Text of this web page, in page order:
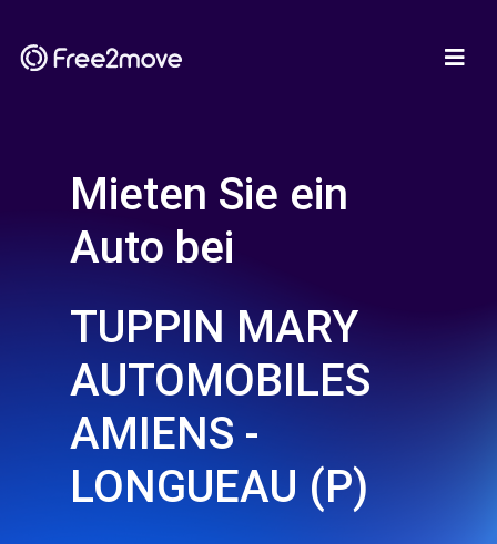
Mieten Sie ein
Auto bei
TUPPIN MARY
AUTOMOBILES
AMIENS -
LONGUEAU (P)